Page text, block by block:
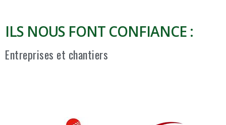
ILS NOUS FONT CONFIANCE :
Entreprises et chantiers